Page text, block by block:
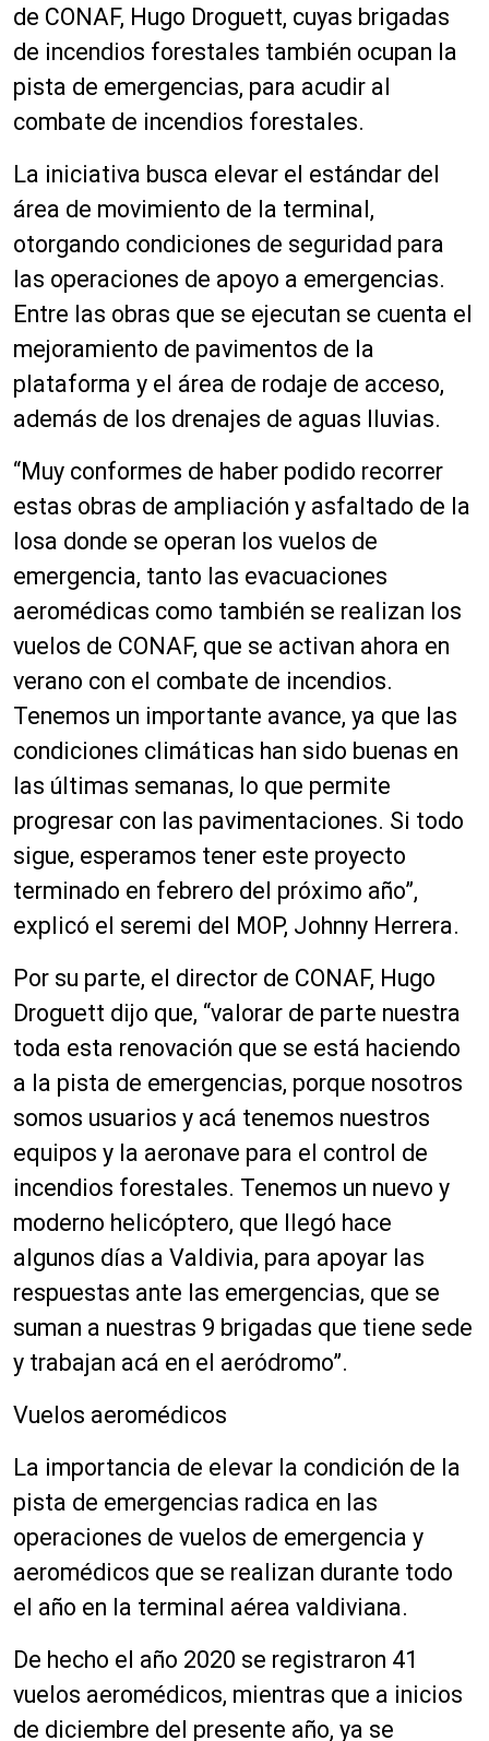
de CONAF, Hugo Droguett, cuyas brigadas
de incendios forestales también ocupan la
pista de emergencias, para acudir al
combate de incendios forestales.
La iniciativa busca elevar el estándar del
área de movimiento de la terminal,
otorgando condiciones de seguridad para
las operaciones de apoyo a emergencias.
Entre las obras que se ejecutan se cuenta el
mejoramiento de pavimentos de la
plataforma y el área de rodaje de acceso,
además de los drenajes de aguas lluvias.
“Muy conformes de haber podido recorrer
estas obras de ampliación y asfaltado de la
losa donde se operan los vuelos de
emergencia, tanto las evacuaciones
aeromédicas como también se realizan los
vuelos de CONAF, que se activan ahora en
verano con el combate de incendios.
Tenemos un importante avance, ya que las
condiciones climáticas han sido buenas en
las últimas semanas, lo que permite
progresar con las pavimentaciones. Si todo
sigue, esperamos tener este proyecto
terminado en febrero del próximo año”,
explicó el seremi del MOP, Johnny Herrera.
Por su parte, el director de CONAF, Hugo
Droguett dijo que, “valorar de parte nuestra
toda esta renovación que se está haciendo
a la pista de emergencias, porque nosotros
somos usuarios y acá tenemos nuestros
equipos y la aeronave para el control de
incendios forestales. Tenemos un nuevo y
moderno helicóptero, que llegó hace
algunos días a Valdivia, para apoyar las
respuestas ante las emergencias, que se
suman a nuestras 9 brigadas que tiene sede
y trabajan acá en el aeródromo”.
Vuelos aeromédicos
La importancia de elevar la condición de la
pista de emergencias radica en las
operaciones de vuelos de emergencia y
aeromédicos que se realizan durante todo
el año en la terminal aérea valdiviana.
De hecho el año 2020 se registraron 41
vuelos aeromédicos, mientras que a inicios
de diciembre del presente año, ya se